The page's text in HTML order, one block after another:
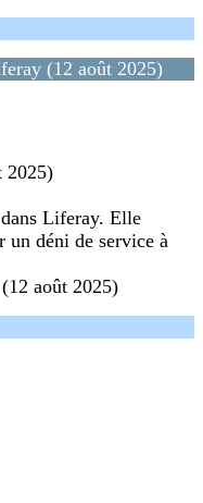
(12 août 2025)
2025)
Liferay. Elle
un déni de service à
août 2025)